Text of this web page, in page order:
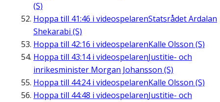
(S)
Hoppa till 41:46 i videospelarenStatsrådet Ardalan
Shekarabi (S)
Hoppa till 42:16 i videospelarenKalle Olsson (S)
Hoppa till 43:14i videospelarenJustitie- och
inrikesminister Morgan Johansson (S)
Hoppa till 44:24i videospelarenKalle Olsson (S)
Hoppa till 44:48 i videospelarenJustitie- och